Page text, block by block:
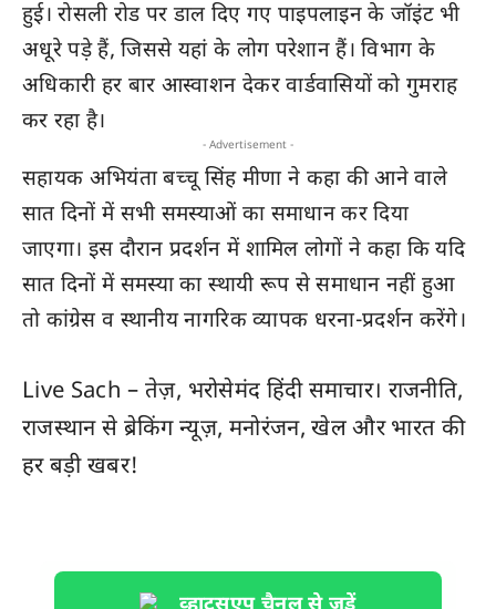
हुई। रोसली रोड पर डाल दिए गए पाइपलाइन के जॉइंट भी
अधूरे पड़े हैं, जिससे यहां के लोग परेशान हैं। विभाग के
अधिकारी हर बार आस्वाशन देकर वार्डवासियों को गुमराह
कर रहा है।
- Advertisement -
सहायक अभियंता बच्चू सिंह मीणा ने कहा की आने वाले
सात दिनों में सभी समस्याओं का समाधान कर दिया
जाएगा। इस दौरान प्रदर्शन में शामिल लोगों ने कहा कि यदि
सात दिनों में समस्या का स्थायी रूप से समाधान नहीं हुआ
तो कांग्रेस व स्थानीय नागरिक व्यापक धरना-प्रदर्शन करेंगे।
Live Sach – तेज़, भरोसेमंद हिंदी समाचार। राजनीति,
राजस्थानसे ब्रेकिंग न्यूज़, मनोरंजन, खेल औरभारत की
हर बड़ी खबर!